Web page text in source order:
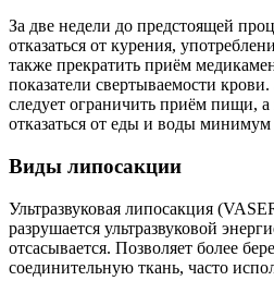
За две недели до предстоящей
отказаться от курения,
также прекратить приём
показатели свертываемости
следует ограничить приём пищи,
отказаться от еды и воды минимум
Виды липосакции
Ультразвуковая липосакция
разрушается ультразвуковой
отсасывается. Позволяет более
соединительную ткань, часто